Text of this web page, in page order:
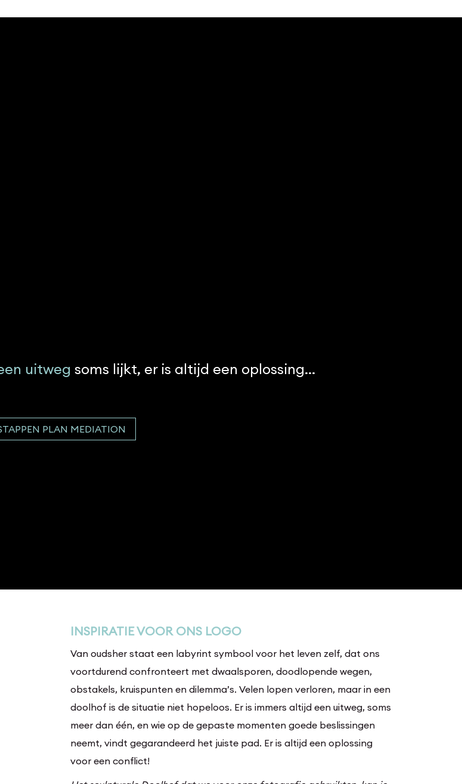
uitweg soms lijkt, er is altijd een oplossing...
PLAN MEDIATION
INSPIRATIE VOOR ONS LOGO
Van oudsher staat een labyrint symbool voor het leven zelf, dat ons
voortdurend confronteert met dwaalsporen, doodlopende wegen,
obstakels, kruispunten en dilemma’s. Velen lopen verloren, maar in een
doolhof is de situatie niet hopeloos. Er is immers altijd een uitweg, soms
meer dan één, en wie op de gepaste momenten goede beslissingen
neemt, vindt gegarandeerd het juiste pad. Er is altijd een oplossing
voor een conflict!